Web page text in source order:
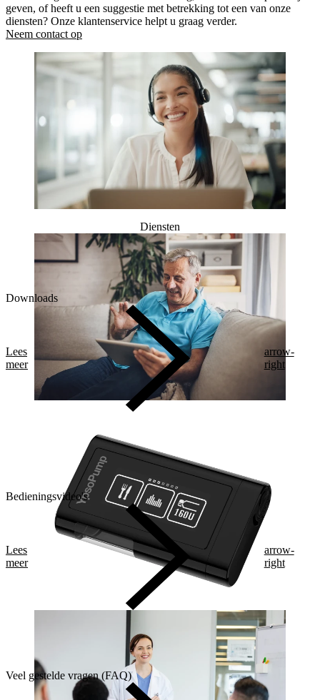
geven, of heeft u een suggestie met betrekking tot een van onze
diensten? Onze klantenservice helpt u graag verder.
Neem contact op
Diensten
Downloads
Lees
meer
arrow-
right
Bedieningsvideo's
Lees
meer
arrow-
right
Veel gestelde vragen (FAQ)